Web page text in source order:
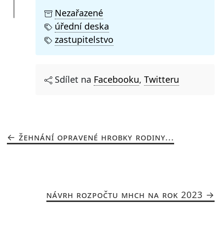
Nezařazené
úřední deska
zastupitelstvo
Sdílet na Facebooku, Twitteru
ŽEHNÁNÍ OPRAVENÉ HROBKY RODINY...
NÁVRH ROZPOČTU MHCH NA ROK 2023